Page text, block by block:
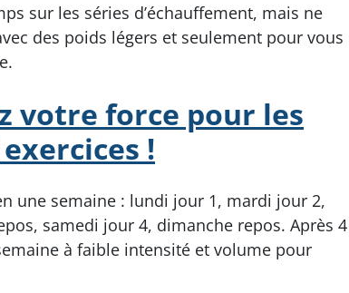
sur les séries d’échauffement, mais ne
des poids légers et seulement pour vous
votre force pour les
!
une semaine : lundi jour 1, mardi jour 2,
samedi jour 4, dimanche repos. Après 4
à faible intensité et volume pour